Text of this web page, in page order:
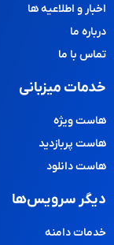
اخبار و اطلاعیه ها
درباره ما
تماس با ما
خدمات میزبانی
هاست ویژه
هاست پربازدید
هاست دانلود
دیگر سرویس‌ها
خدمات دامنه